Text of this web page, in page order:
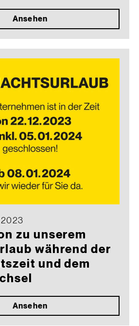
Ansehen
2023
zu unserem
während der
und dem
Ansehen